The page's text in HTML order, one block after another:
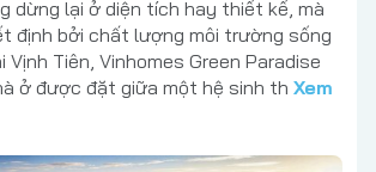
dừng lại ở diện tích hay thiết kế, mà
định bởi chất lượng môi trường sống
Vịnh Tiên, Vinhomes Green Paradise
ở được đặt giữa một hệ sinh th Xem